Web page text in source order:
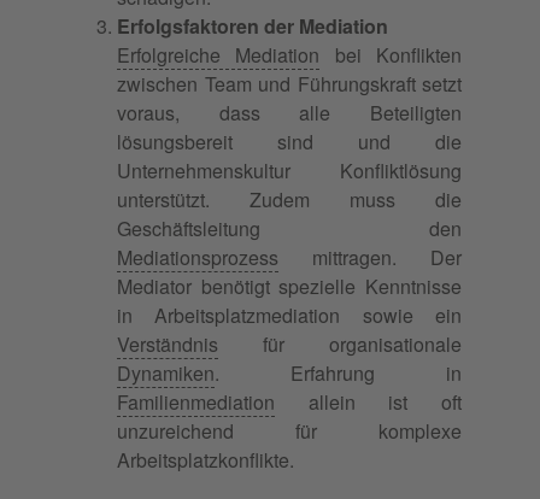
Erfolgsfaktoren der Mediation
Erfolgreiche Mediation bei Konflikten
zwischen Team und Führungskraft setzt
voraus, dass alle Beteiligten
lösungsbereit sind und die
Unternehmenskultur Konfliktlösung
unterstützt. Zudem muss die
Geschäftsleitung den
Mediationsprozess mittragen. Der
Mediator benötigt spezielle Kenntnisse
in Arbeitsplatzmediation sowie ein
Verständnis für organisationale
Dynamiken. Erfahrung in
Familienmediation allein ist oft
unzureichend für komplexe
Arbeitsplatzkonflikte.